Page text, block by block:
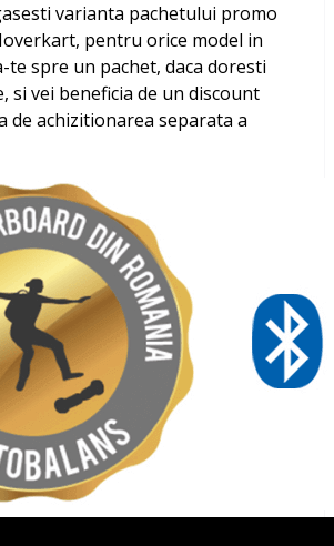
varianta pachetului promo
pentru orice model in
te spre un pachet, daca doresti
si vei beneficia de un discount
de achizitionarea separata a